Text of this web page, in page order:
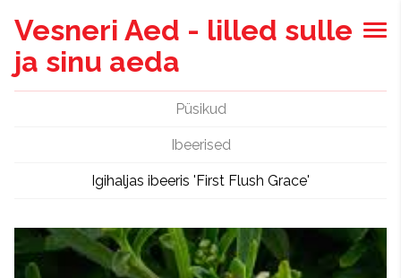
Vesneri Aed - lilled sulle
ja sinu aeda
Püsikud
Ibeerised
Igihaljas ibeeris 'First Flush Grace'